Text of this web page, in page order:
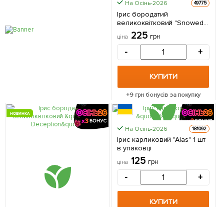
На Осінь-2026 49775
Ірис бородатий
великоквітковий "Snowed
In" 1 шт в упаковці
ціна 225 грн
- +
КУПИТИ
+9грн бонусів за покупку
НОВИНКА
На Осінь-2026 181092
Ірис карликовий "Alas" 1 шт
в упаковці
ціна 125 грн
- +
КУПИТИ